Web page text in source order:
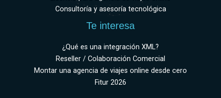
Consultoría y asesoría tecnológica
Te interesa
¿Qué es una integración XML?
Reseller / Colaboración Comercial
Montar una agencia de viajes online desde cero
Fitur 2026